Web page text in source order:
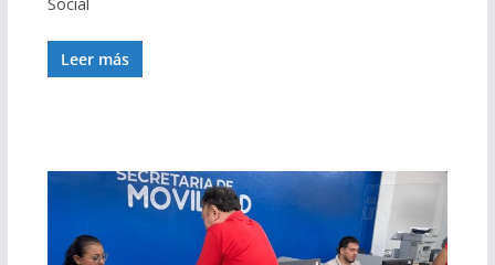
Social
Leer más